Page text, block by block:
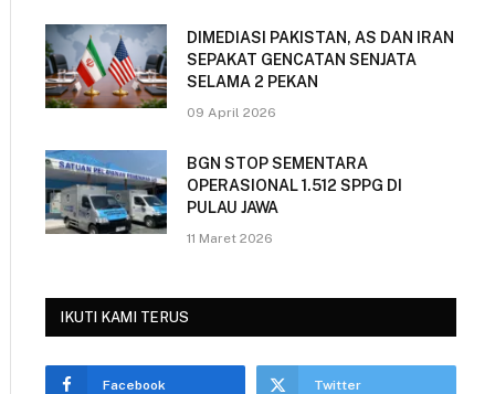
DIMEDIASI PAKISTAN, AS DAN IRAN
SEPAKAT GENCATAN SENJATA
SELAMA 2 PEKAN
09 April 2026
BGN STOP SEMENTARA
OPERASIONAL 1.512 SPPG DI
PULAU JAWA
11 Maret 2026
IKUTI KAMI TERUS
Facebook Twitter